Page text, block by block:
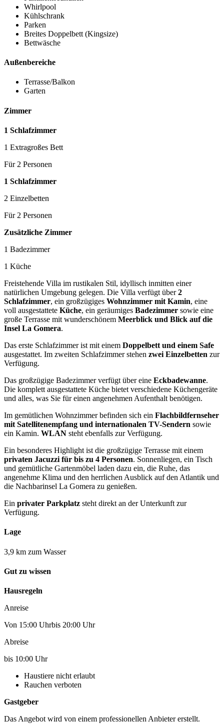
Whirlpool
Kühlschrank
Parken
Breites Doppelbett (Kingsize)
Bettwäsche
Außenbereiche
Terrasse/Balkon
Garten
Zimmer
1 Schlafzimmer
1 Extragroßes Bett
Für 2 Personen
1 Schlafzimmer
2 Einzelbetten
Für 2 Personen
Zusätzliche Zimmer
1 Badezimmer
1 Küche
Freistehende Villa im rustikalen Stil, idyllisch inmitten einer
natürlichen Umgebung gelegen. Die Villa verfügt über2
Schlafzimmer, ein großzügiges Wohnzimmer mit Kamin, eine
voll ausgestattete Küche, ein geräumiges Badezimmer sowie eine
große Terrasse mit wunderschönem Meerblick und Blick auf die
Insel La Gomera.
Das erste Schlafzimmer ist mit einem Doppelbett und einem Safe
ausgestattet. Im zweiten Schlafzimmer stehen zwei Einzelbetten zur
Verfügung.
Das großzügige Badezimmer verfügt über eine Eckbadewanne.
Die komplett ausgestattete Küche bietet verschiedene Küchengeräte
und alles, was Sie für einen angenehmen Aufenthalt benötigen.
Im gemütlichen Wohnzimmer befinden sich ein Flachbildfernseher
mit Satellitenempfang und internationalen TV-Sendern sowie
ein Kamin. WLAN steht ebenfalls zur Verfügung.
Ein besonderes Highlight ist die großzügige Terrasse mit einem
privaten Jacuzzi für bis zu 4 Personen. Sonnenliegen, ein Tisch
und gemütliche Gartenmöbel laden dazu ein, die Ruhe, das
angenehme Klima und den herrlichen Ausblick auf den Atlantik und
die Nachbarinsel La Gomera zu genießen.
Ein privater Parkplatz steht direkt an der Unterkunft zur
Verfügung.
Lage
3,9 km zum Wasser
Gut zu wissen
Hausregeln
Anreise
Von 15:00 Uhrbis 20:00 Uhr
Abreise
bis 10:00 Uhr
Haustiere nicht erlaubt
Rauchen verboten
Gastgeber
Das Angebot wird von einem professionellen Anbieter erstellt.